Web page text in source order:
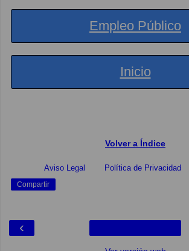
Empleo Público
Inicio
Volver a Índice
Aviso Legal Política de Privacidad
Compartir
‹